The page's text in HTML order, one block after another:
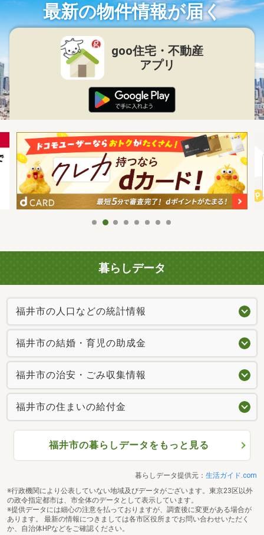
最新の物件情報が届く
goo住宅・不動産
アプリ
暮らしデータ
福井市の人口などの統計情報
福井市の結婚・育児の助成金
福井市の治安・ごみ収集情報
福井市の住まいの給付金
福井市の暮らしデータをもっと見る
暮らしデータ提供元： 生活ガイド.com
※行政機関により公表していない地域及びデータがございます。東京23区以外
の政令指定都市は、市全体のデータとして表示しています。
※提供データには細心の注意を払っておりますが、調査後に変更がある場合が
あります。 最新の情報につきましては各市区役所までお問い合わせいただく
か、自治体HPなどをご確認ください。